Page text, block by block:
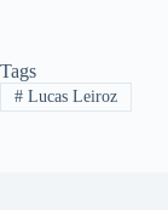
Tags
#Lucas Leiroz